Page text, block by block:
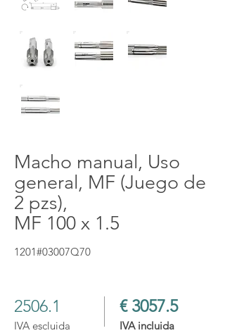
Macho manual, Uso
general, MF (Juego de
2 pzs),
MF 100 x 1.5
1201#03007Q70
2506.1
IVA escluida
€ 3057.5
IVA incluida